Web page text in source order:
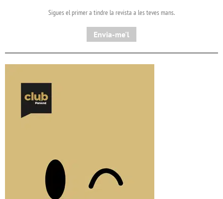
Sigues el primer a tindre la revista a les teves mans.
Envia-me'l